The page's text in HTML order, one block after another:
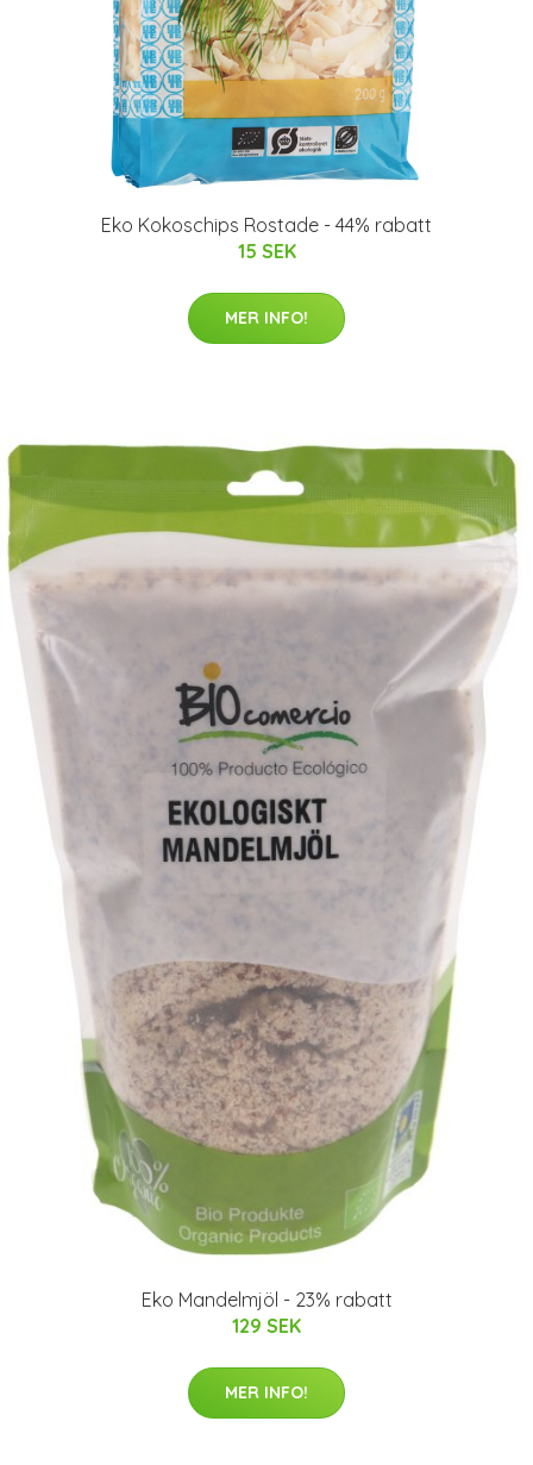
Eko Kokoschips Rostade - 44% rabatt
15 SEK
MER INFO!
Eko Mandelmjöl - 23% rabatt
129 SEK
MER INFO!